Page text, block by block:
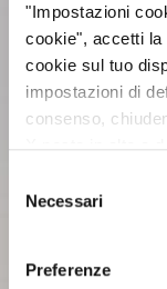
"Impostazioni
cookie", accetti la
cookie sul tuo
impostazioni di
consenso,
X posta in alto a
assenza dei
informazioni
delNecessari
Preferenze